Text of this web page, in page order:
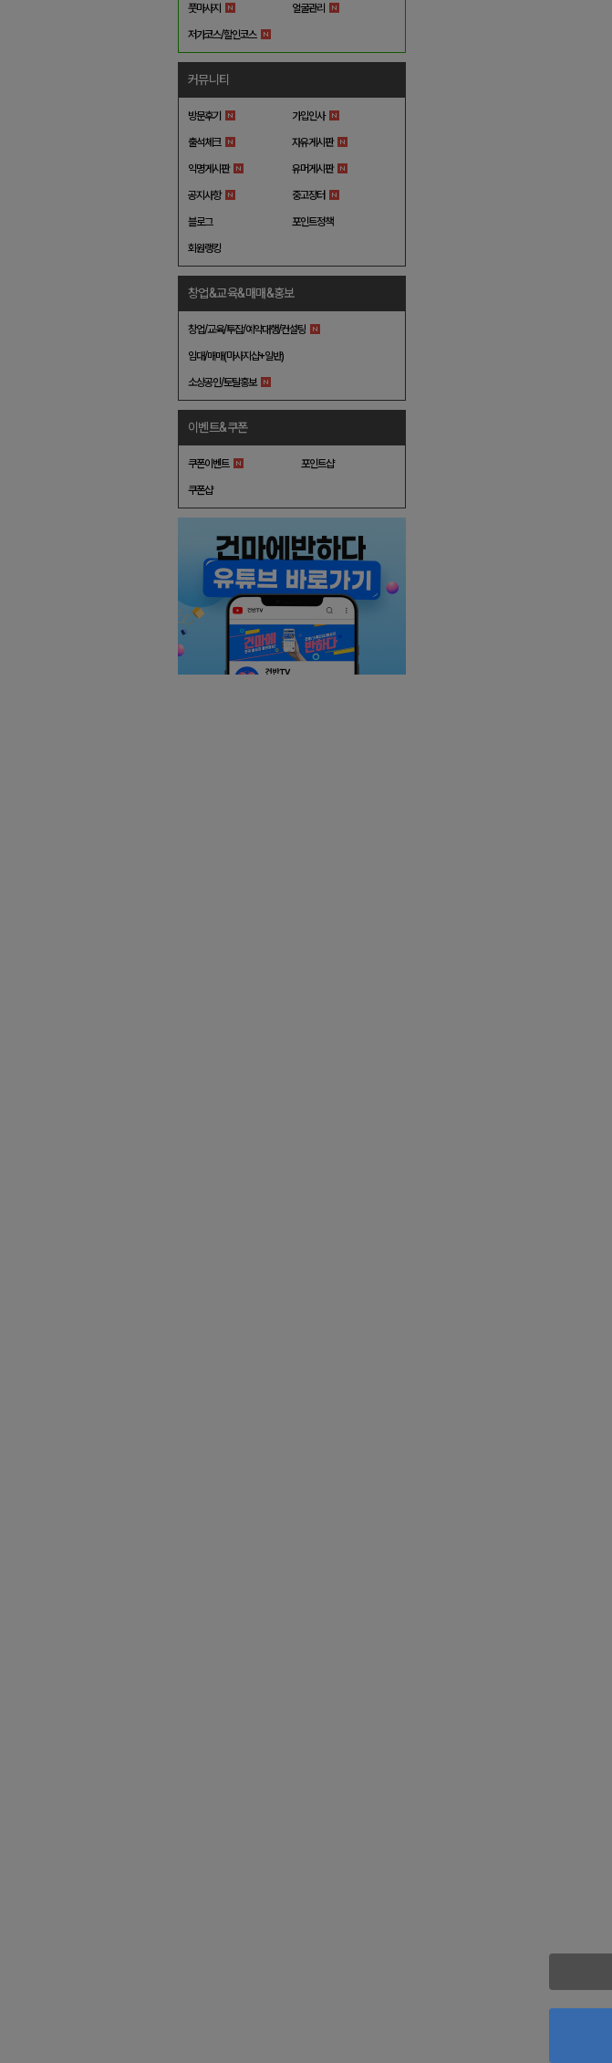
풋마사지 얼굴관리
저가코스/할인코스
커뮤니티
방문후기 가입인사
출석체크 자유게시판
익명게시판 유머게시판
공지사항 중고장터
블로그 포인트정책
회원랭킹
창업&교육&매매&홍보
창업/교육/투잡/예약대행/컨설팅
임대/매매(마사지샵+일반)
소상공인/토탈홍보
이벤트&쿠폰
쿠폰이벤트 포인트샵
쿠폰샵